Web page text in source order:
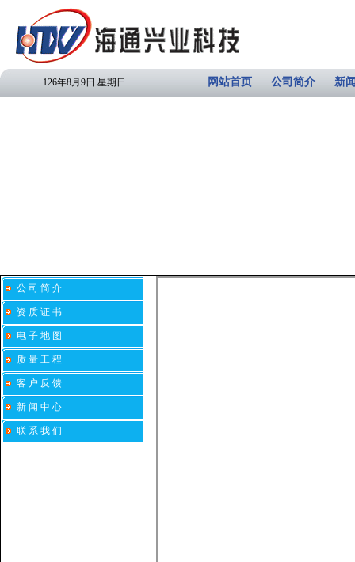
126年8月9日 星期日 网站首页 公司简介 新
公 司 简 介
资 质 证 书
电 子 地 图
质 量 工 程
客 户 反 馈
新 闻 中 心
联 系 我 们